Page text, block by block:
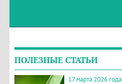
ПОЛЕЗНЫЕ СТАТЬИ
17 марта 2026 года